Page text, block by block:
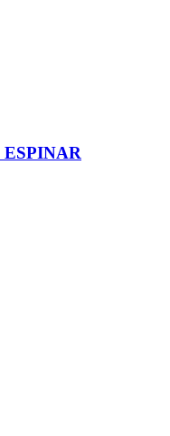
ESPINAR